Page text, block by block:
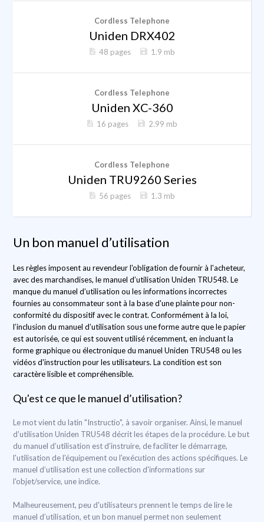
Cordless Telephone
Uniden DRX402
48 pages 1.9 mb
Cordless Telephone
Uniden XC-360
16 pages 2.99 mb
Cordless Telephone
Uniden TRU9260 Series
56 pages 1.3 mb
Un bon manuel d’utilisation
Les règles imposent au revendeur l'obligation de fournir à l'acheteur,
avec des marchandises, le manuel d’utilisation Uniden TRU548. Le
manque du manuel d’utilisation ou les informations incorrectes
fournies au consommateur sont à la base d'une plainte pour non-
conformité du dispositif avec le contrat. Conformément à la loi,
l’inclusion du manuel d’utilisation sous une forme autre que le papier
est autorisée, ce qui est souvent utilisé récemment, en incluant la
forme graphique ou électronique du manuel Uniden TRU548 ou les
vidéos d'instruction pour les utilisateurs. La condition est son
caractère lisible et compréhensible.
Qu'est ce que le manuel d’utilisation?
Le mot vient du latin "Instructio", à savoir organiser. Ainsi, le manuel
d’utilisation Uniden TRU548 décrit les étapes de la procédure. Le but
du manuel d’utilisation est d’instruire, de faciliter le démarrage,
l'utilisation de l'équipement ou l'exécution des actions spécifiques. Le
manuel d’utilisation est une collection d'informations sur
l'objet/service, une indice.
Malheureusement, peu d'utilisateurs prennent le temps de lire le
manuel d’utilisation, et un bon manuel permet non seulement